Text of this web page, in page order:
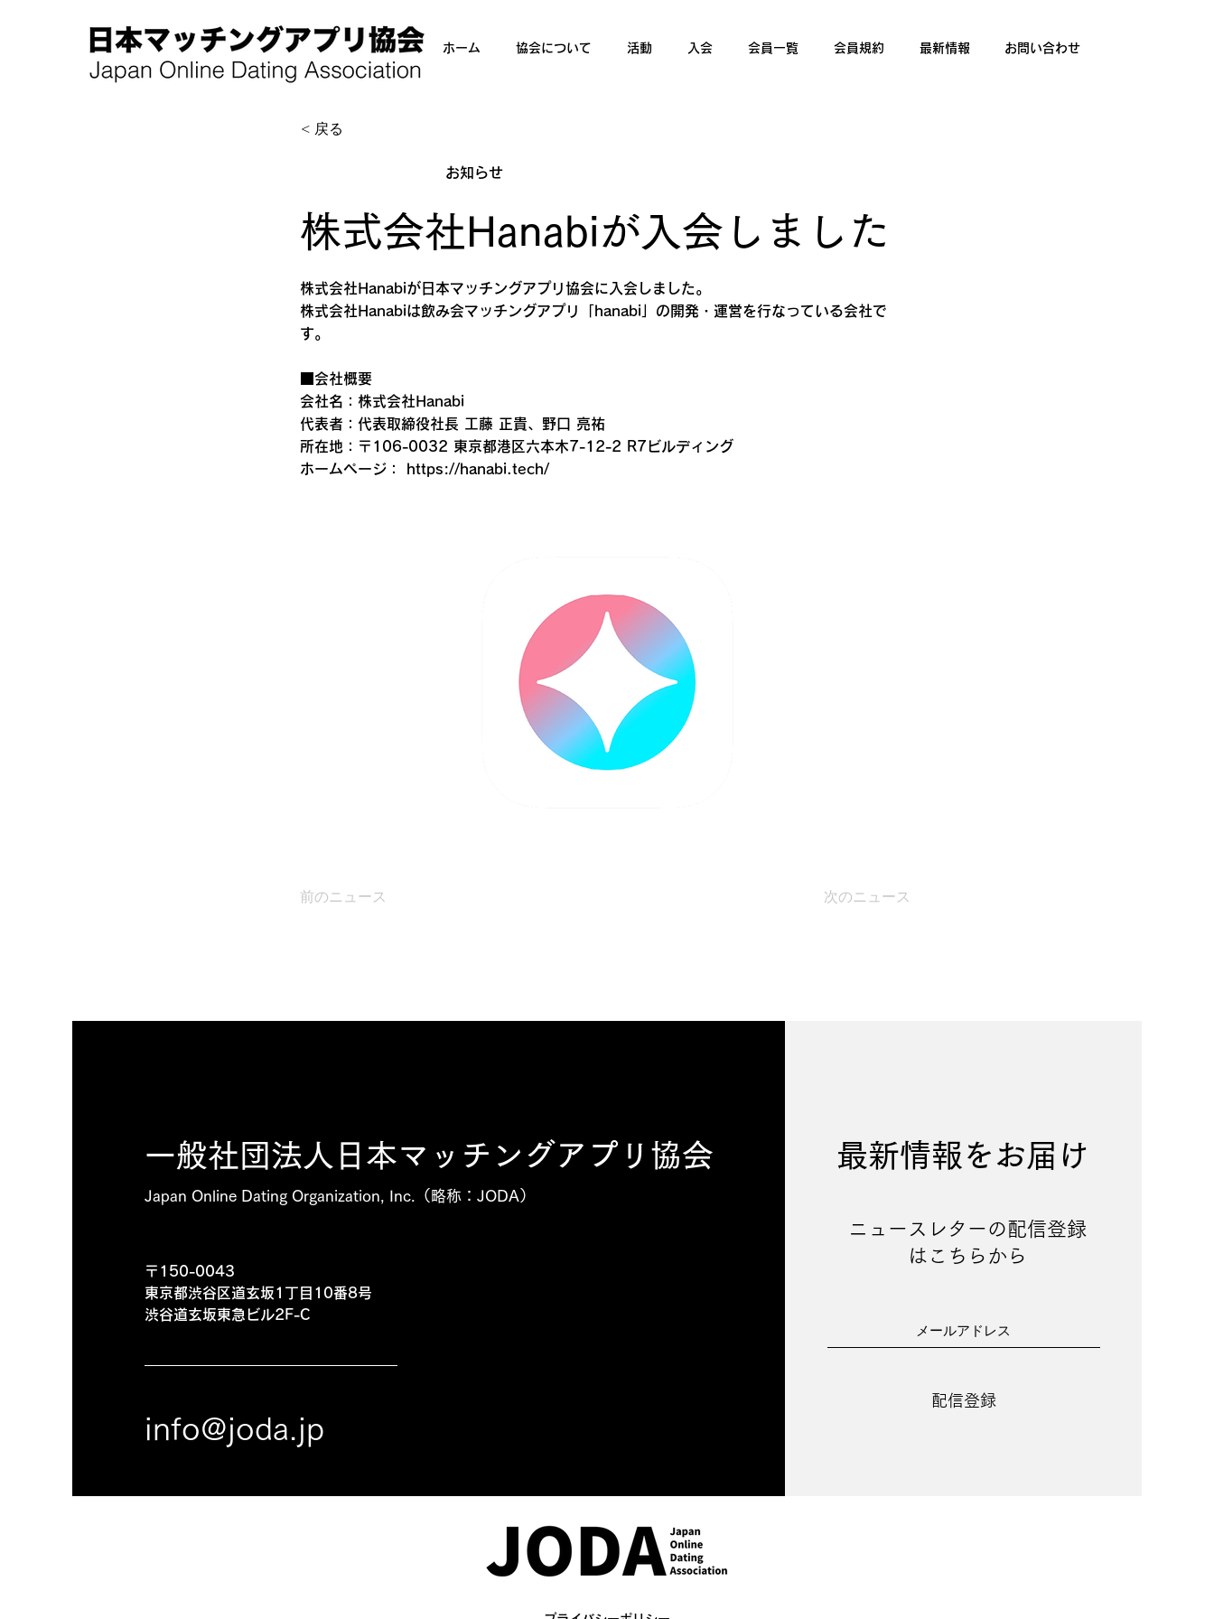
ホーム 協会について 活動 入会 会員一覧 会員規約 最新情報 お問い合わせ
< 戻る
お知らせ
株式会社Hanabiが入会しました
株式会社Hanabiが日本マッチングアプリ協会に入会しました。
株式会社Hanabiは飲み会マッチングアプリ
「hanabi」の開発・運営を行なっている会社で
す。
■会社概要
会社名：株式会社Hanabi
代表者：代表取締役社長 工藤 正貴、野口 亮祐
所在地：〒106-0032 東京都港区六本木7-12-2 R7ビルディング
ホームページ：
https://hanabi.tech/
前のニュース 次のニュース
一般社団法人​日本マッチングアプリ協会
​Japan Online Dating Organization, Inc.（略称：JODA）
〒150-0043
東京都渋谷区道玄坂1丁目10番8号
渋谷道玄坂東急ビル2F-C
info@joda.jp
最新情報を​お届け
ニュースレターの配信登録
はこちらから
配信登録